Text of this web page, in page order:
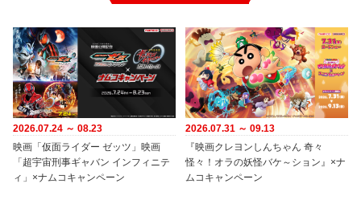
2026.07.24 ～ 08.23
映画「仮面ライダー ゼッツ」映画
「超宇宙刑事ギャバン インフィニテ
ィ」×ナムコキャンペーン
2026.07.31 ～ 09.13
『映画クレヨンしんちゃん 奇々
怪々！オラの妖怪バケ～ション』×ナ
ムコキャンペーン